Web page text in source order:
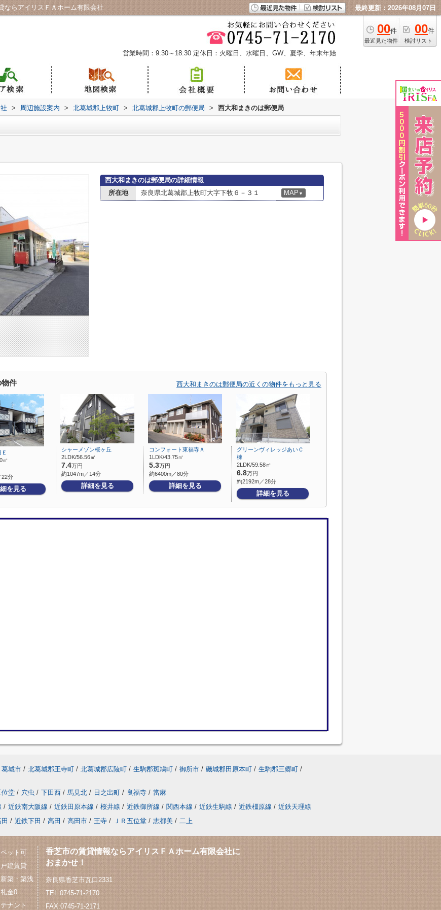
ならアイリスＦＡホーム有限会社 最終更新：2026年08月07日
00件
最近見た物件
00件
検討リスト
営業時間：9:30～18:30 定休日：火曜日、水曜日、GW、夏季、年末年始
> 周辺施設案内 > 北葛城郡上牧町 > 北葛城郡上牧町の郵便局 > 西大和まきのは郵便局
西大和まきのは郵便局の詳細情報
所在地
奈良県北葛城郡上牧町大字下牧６－３１ MAP ▼
物件 西大和まきのは郵便局の近くの物件をもっと見る
㎡
22分
を見る
シャーメゾン桜ヶ丘
2LDK/56.56㎡
7.4万円
約1047m／14分
詳細を見る
コンフォート東福寺Ａ
1LDK/43.75㎡
5.3万円
約6400m／80分
詳細を見る
グリーンヴィレッジあいＣ
棟
2LDK/59.58㎡
6.8万円
約2192m／28分
詳細を見る
葛城市 / 北葛城郡王寺町 / 北葛城郡広陵町 / 生駒郡斑鳩町 / 御所市 / 磯城郡田原本町 / 生駒郡三郷町 /
位堂 / 穴虫 / 下田西 / 馬見北 / 日之出町 / 良福寺 / 當麻
/ 近鉄南大阪線 / 近鉄田原本線 / 桜井線 / 近鉄御所線 / 関西本線 / 近鉄生駒線 / 近鉄橿原線 / 近鉄天理線
/ 近鉄下田 / 高田 / 高田市 / 王寺 / ＪＲ五位堂 / 志都美 / 二上
ペット可
戸建賃貸
新築・築浅
礼金0
テナント
香芝市の賃貸情報ならアイリスＦＡホーム有限会社に
おまかせ！
奈良県香芝市瓦口2331
TEL:0745-71-2170
FAX:0745-71-2171